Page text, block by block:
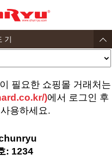
기
이 필요한 쇼핑몰 거래처는
)에서 로그인 후
용하세요.
: 1234